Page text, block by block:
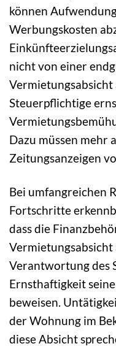
können
Werbungskosten
nicht von einer
Vermietungsabsicht
Steuerpflichtige
Dazu müssen mehr
Zeitungsanzeigen
Bei umfangreichen
Fortschritte
dass die
Vermietungsabsicht
Verantwortung des
Ernsthaftigkeit
beweisen.
der Wohnung im
diese Absicht